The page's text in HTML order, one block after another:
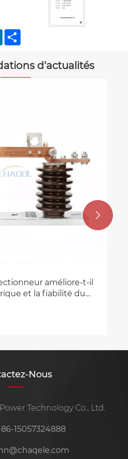
LinkedIn
d'actualités
améliore-t-il
et la fiabilité du

Nous
Technology Co., Ltd.
15057324888